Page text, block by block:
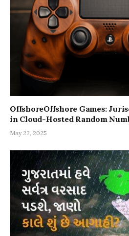
OffshoreOffshore Games:
in Cloud-Hosted Random
May 22, 2025